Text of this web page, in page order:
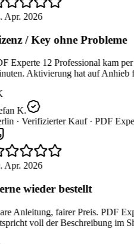
Apr. 2026
/ Key ohne Probleme
Experte 12 Professional kam
Aktivierung hat auf Anhieb
K.
· Verifizierter Kauf · PDF
Apr. 2026
wieder bestellt
Anleitung, fairer Preis. PDF
voll der Beschreibung im